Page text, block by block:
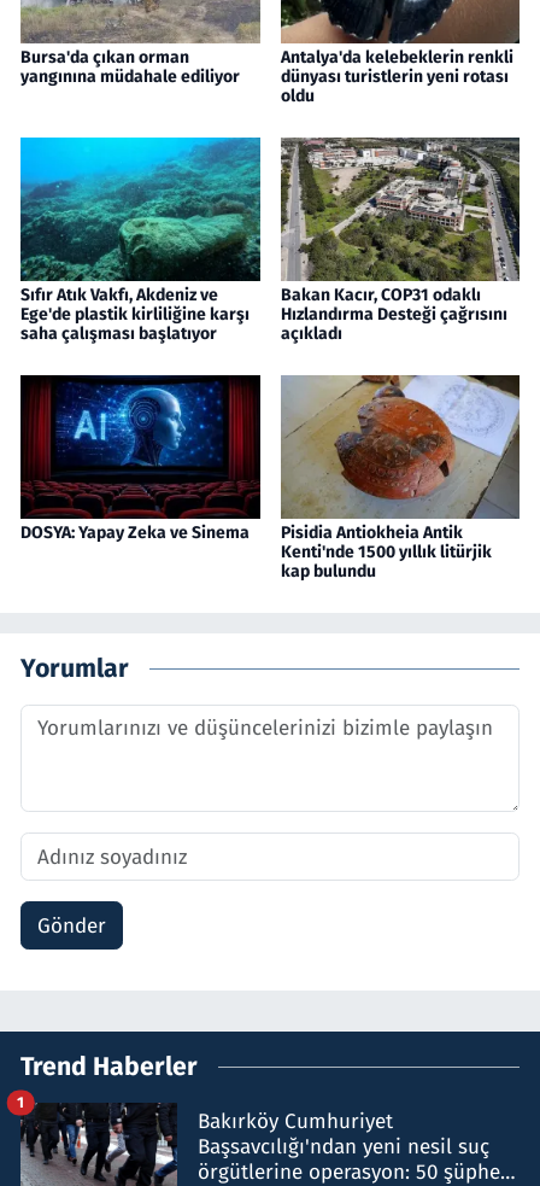
Bursa'da çıkan orman
yangınına müdahale ediliyor
Antalya'da kelebeklerin renkli
dünyası turistlerin yeni rotası
oldu
Sıfır Atık Vakfı, Akdeniz ve
Ege'de plastik kirliliğine karşı
saha çalışması başlatıyor
Bakan Kacır, COP31 odaklı
Hızlandırma Desteği çağrısını
açıkladı
DOSYA: Yapay Zeka ve Sinema
Pisidia Antiokheia Antik
Kenti'nde 1500 yıllık litürjik
kap bulundu
Yorumlar
Gönder
Trend Haberler
Bakırköy Cumhuriyet
Başsavcılığı'ndan yeni nesil suç
örgütlerine operasyon: 50 şüpheli
1